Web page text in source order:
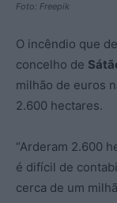
Foto: Freepik
O incêndio que
concelho de
milhão de euros
2.600 hectares.
“Arderam 2.600
é difícil de
cerca de um